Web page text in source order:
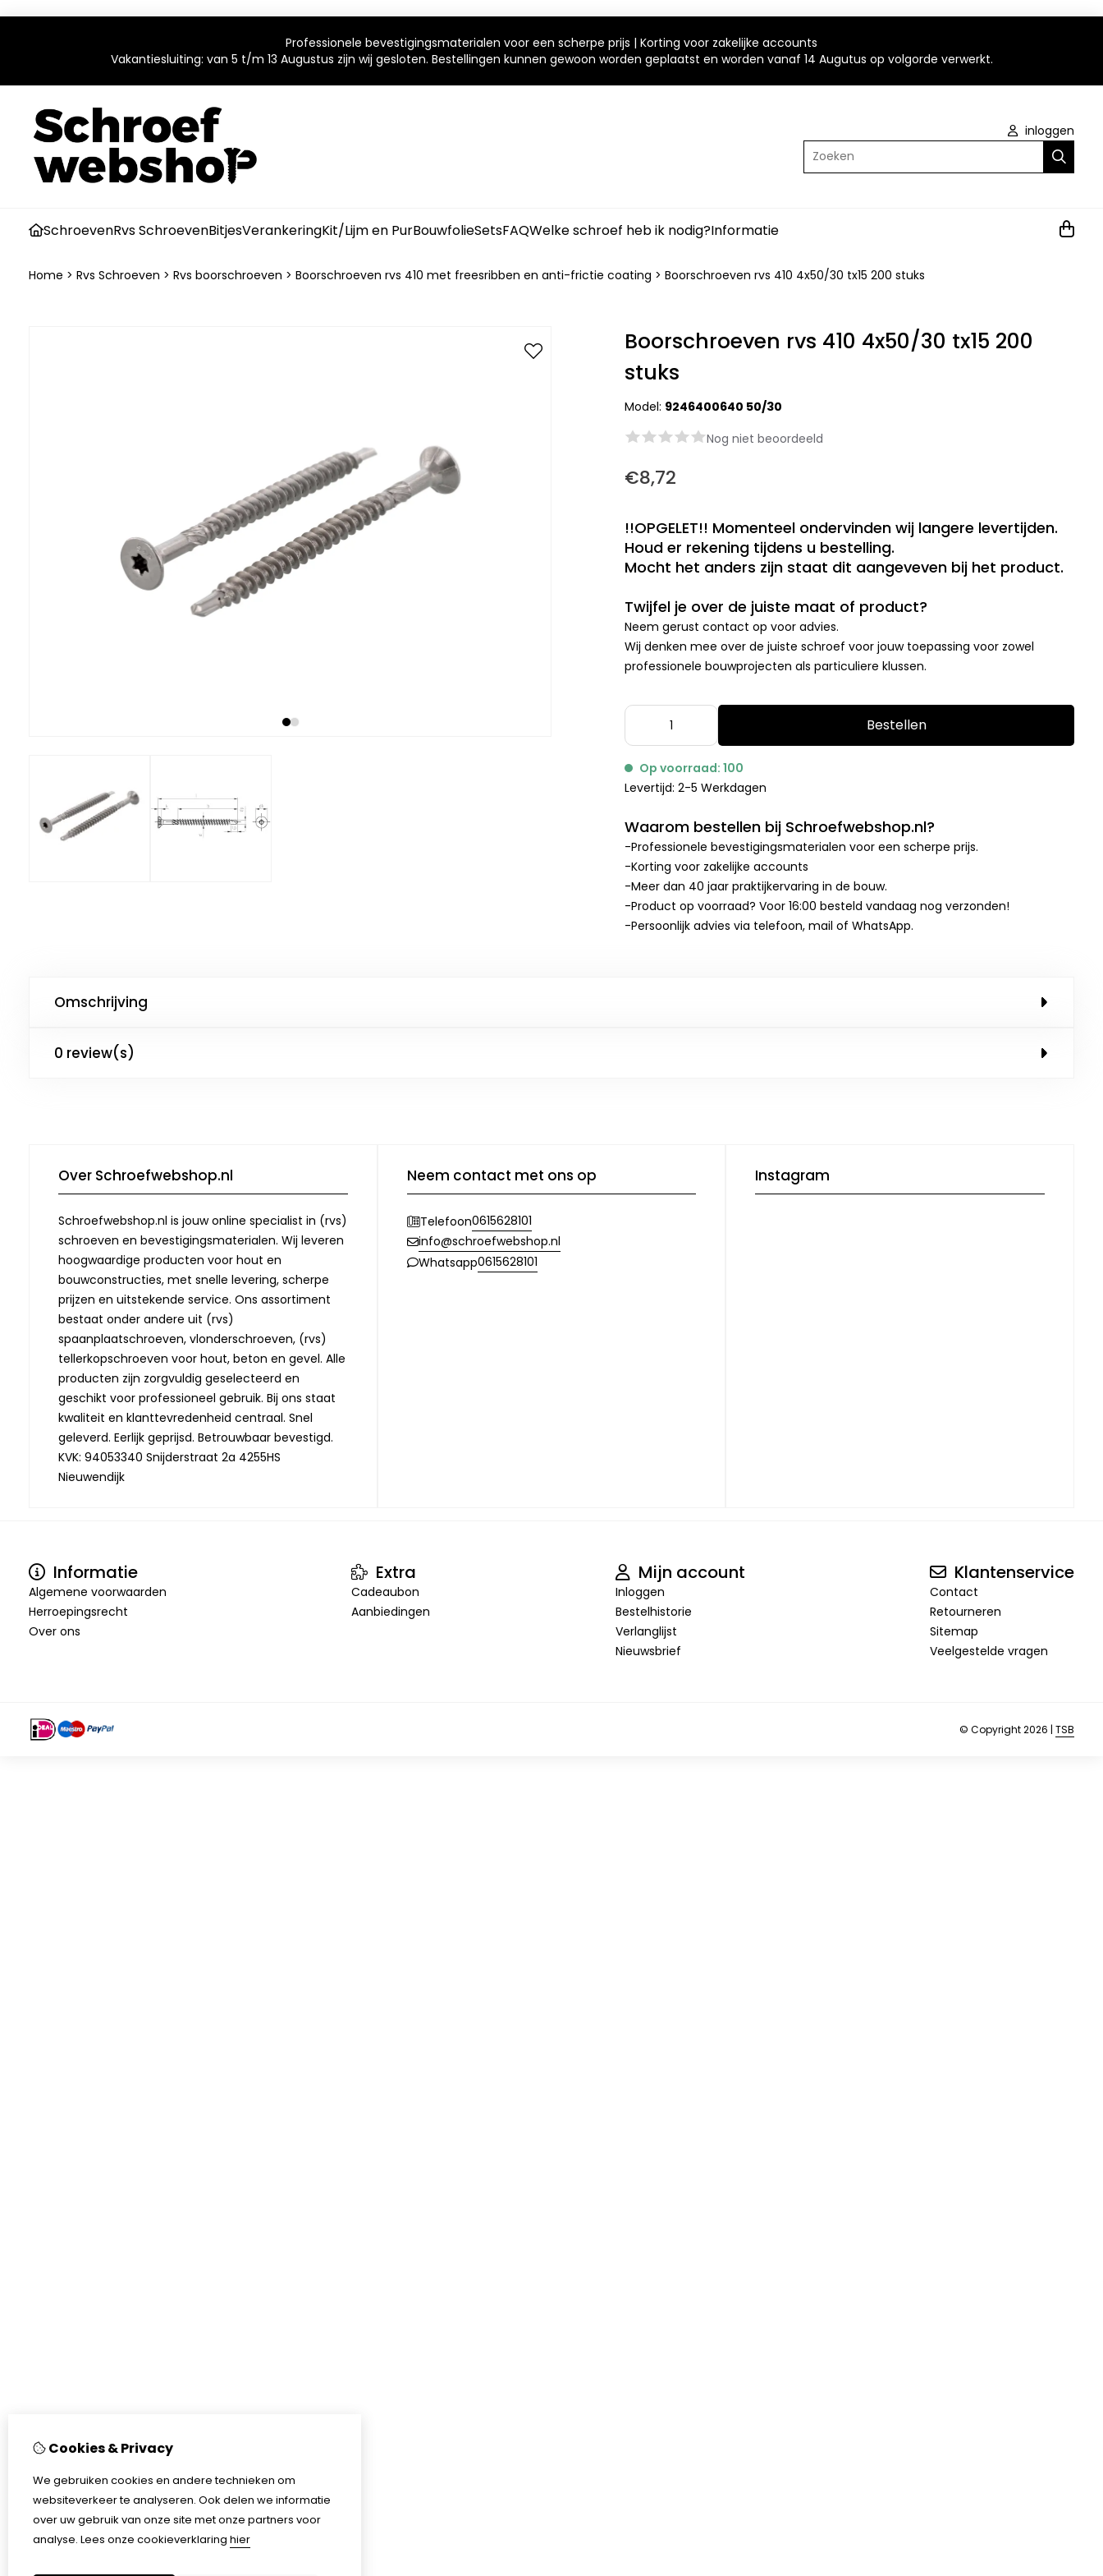
Professionele bevestigingsmaterialen voor een scherpe prijs | Korting voor zakelijke accounts
Vakantiesluiting: van 5 t/m 13 Augustus zijn wij gesloten. Bestellingen kunnen gewoon worden geplaatst en worden vanaf 14 Augutus op volgorde verwerkt.
inloggen
Zoeken
SchroevenRvs SchroevenBitjesVerankeringKit/Lijm en PurBouwfolieSetsFAQWelke schroef heb ik nodig?Informatie
Home > Rvs Schroeven > Rvs boorschroeven > Boorschroeven rvs 410 met freesribben en anti-frictie coating > Boorschroeven rvs 410 4x50/30 tx15 200 stuks
Boorschroeven rvs 410 4x50/30 tx15 200
stuks
Model: 9246400640 50/30
Nog niet beoordeeld
€8,72
!!OPGELET!! Momenteel ondervinden wij langere levertijden.
Houd er rekening tijdens u bestelling.
Mocht het anders zijn staat dit aangeveven bij het product.
Twijfel je over de juiste maat of product?
Neem gerust contact op voor advies.
Wij denken mee over de juiste schroef voor jouw toepassing voor zowel
professionele bouwprojecten als particuliere klussen.
Bestellen
Op voorraad: 100
Levertijd: 2-5 Werkdagen
Waarom bestellen bij Schroefwebshop.nl?
-Professionele bevestigingsmaterialen voor een scherpe prijs.
-Korting voor zakelijke accounts
-Meer dan 40 jaar praktijkervaring in de bouw.
-Product op voorraad? Voor 16:00 besteld vandaag nog verzonden!
-Persoonlijk advies via telefoon, mail of WhatsApp.
Omschrijving
0 review(s)
Over Schroefwebshop.nl
Schroefwebshop.nl is jouw online specialist in (rvs)
schroeven en bevestigingsmaterialen. Wij leveren
hoogwaardige producten voor hout en
bouwconstructies, met snelle levering, scherpe
prijzen en uitstekende service. Ons assortiment
bestaat onder andere uit (rvs)
spaanplaatschroeven, vlonderschroeven, (rvs)
tellerkopschroeven voor hout, beton en gevel. Alle
producten zijn zorgvuldig geselecteerd en
geschikt voor professioneel gebruik. Bij ons staat
kwaliteit en klanttevredenheid centraal. Snel
geleverd. Eerlijk geprijsd. Betrouwbaar bevestigd.
KVK: 94053340 Snijderstraat 2a 4255HS
Nieuwendijk
Neem contact met ons op
Telefoon0615628101
info@schroefwebshop.nl
Whatsapp0615628101
Instagram
Informatie
Algemene voorwaarden
Herroepingsrecht
Over ons
Extra
Cadeaubon
Aanbiedingen
Mijn account
Inloggen
Bestelhistorie
Verlanglijst
Nieuwsbrief
Klantenservice
Contact
Retourneren
Sitemap
Veelgestelde vragen
© Copyright 2026 | TSB
Cookies & Privacy
We gebruiken cookies en andere technieken om
websiteverkeer te analyseren. Ook delen we informatie
over uw gebruik van onze site met onze partners voor
analyse. Lees onze cookieverklaring hier